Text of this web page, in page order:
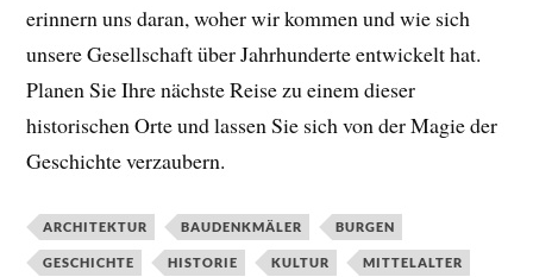
erinnern uns daran, woher wir kommen und wie sich
unsere Gesellschaft über Jahrhunderte entwickelt hat.
Planen Sie Ihre nächste Reise zu einem dieser
historischen Orte und lassen Sie sich von der Magie der
Geschichte verzaubern.
ARCHITEKTUR BAUDENKMÄLER BURGEN
GESCHICHTE HISTORIE KULTUR MITTELALTER